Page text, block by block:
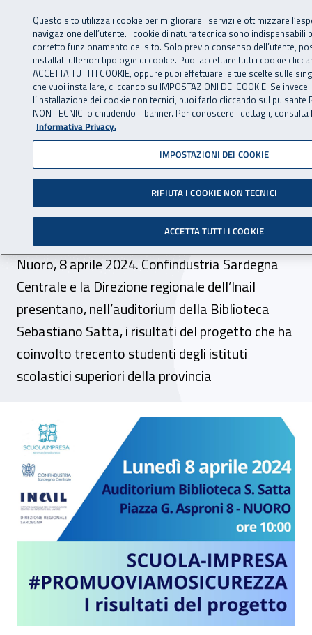
INAIL - Istituto Nazionale
Apri cerca
Navigazione principale
Navigazione - Ti trovi in:
Home Inail comunica Eventi
Convegno -
Nuoro, 8 aprile 2024. Confindustria Sardegna
Centrale e la Direzione regionale dell’Inail
presentano, nell’auditorium della Biblioteca
Sebastiano Satta, i risultati del progetto che ha
coinvolto trecento studenti degli istituti
scolastici superiori della provincia
Convegno -
Questo sito utilizza i cookie per migliorare i servizi e ottimizzare
navigazione dell’utente. I cookie di natura tecnica sono indispensabili
corretto funzionamento del sito. Solo previo consenso dell’utente,
installati ulteriori tipologie di cookie. Puoi accettare tutti i cookie
ACCETTA TUTTI I COOKIE, oppure puoi effettuare le tue scelte sulle
che vuoi installare, cliccando su IMPOSTAZIONI DEI COOKIE. Se
l’installazione dei cookie non tecnici, puoi farlo cliccando sul pulsante
NON TECNICI o chiudendo il banner. Per conoscere i dettagli,
Informativa Privacy.
IMPOSTAZIONI DEI COOKIE
RIFIUTA I COOKIE NON TECNICI
ACCETTA TUTTI I COOKIE